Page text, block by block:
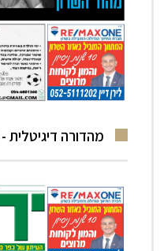
מהדורה